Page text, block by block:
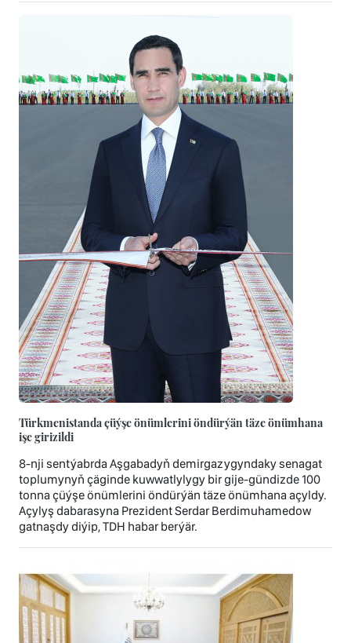
Türkmenistanda çüýşe önümlerini öndürýän täze önümhana
işe girizildi
8-nji sentýabrda Aşgabadyň demirgazygyndaky senagat
toplumynyň çäginde kuwwatlylygy bir gije-gündizde 100
tonna çüýşe önümlerini öndürýän täze önümhana açyldy.
Açylyş dabarasyna Prezident Serdar Berdimuhamedow
gatnaşdy diýip, TDH habar berýär.